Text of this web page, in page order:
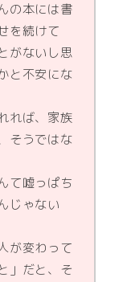
の本には書
を続けて
がないし思
と不安にな
れば、家族
そうではな
て嘘っぱち
じゃない
が変わって
」だと、そ